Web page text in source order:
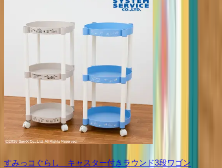
すみっコぐらし キャスター付きラウンド3段ワゴン